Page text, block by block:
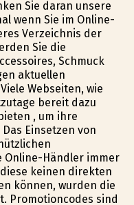
Sie daran unsere
wenn Sie im Online-
Verzeichnis der
Sie die
Schmuck
aktuellen
Webseiten, wie
bereit dazu
, um ihre
Einsetzen von
Händler immer
keinen direkten
können, wurden die
Promotioncodes sind